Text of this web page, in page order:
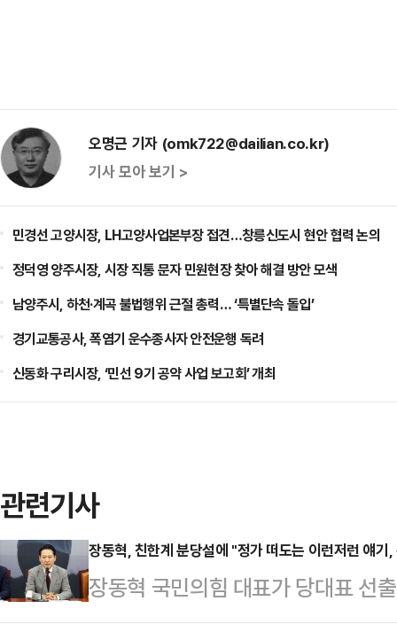
오명근 기자 (omk722@dailian.co.kr)
기사 모아 보기 >
민경선 고양시장, LH고양사업본부장 접견…창릉신도시 현안 협력 논의
정덕영 양주시장, 시장 직통 문자 민원현장 찾아 해결 방안 모색
남양주시, 하천·계곡 불법행위 근절 총력… ‘특별단속 돌입’
경기교통공사, 폭염기 운수종사자 안전운행 독려
신동화 구리시장, ‘민선 9기 공약 사업 보고회’ 개최
관련기사
장동혁, 친한계 분당설에 "정가 떠도는 이런저런 얘기
장동혁 국민의힘 대표가 당대표 선
"이제 변화된, 하나된 국민의힘을